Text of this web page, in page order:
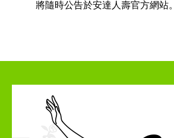
將隨時公告於安達人壽官方網站。